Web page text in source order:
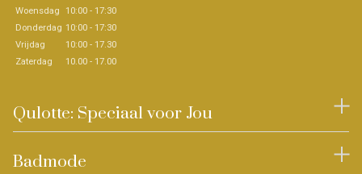
Woensdag 10:00 - 17:30
Donderdag 10:00 - 17:30
Vrijdag
10:00 - 17.30
Zaterdag
10.00 - 17.00
Qulotte: Speciaal voor Jou
Badmode